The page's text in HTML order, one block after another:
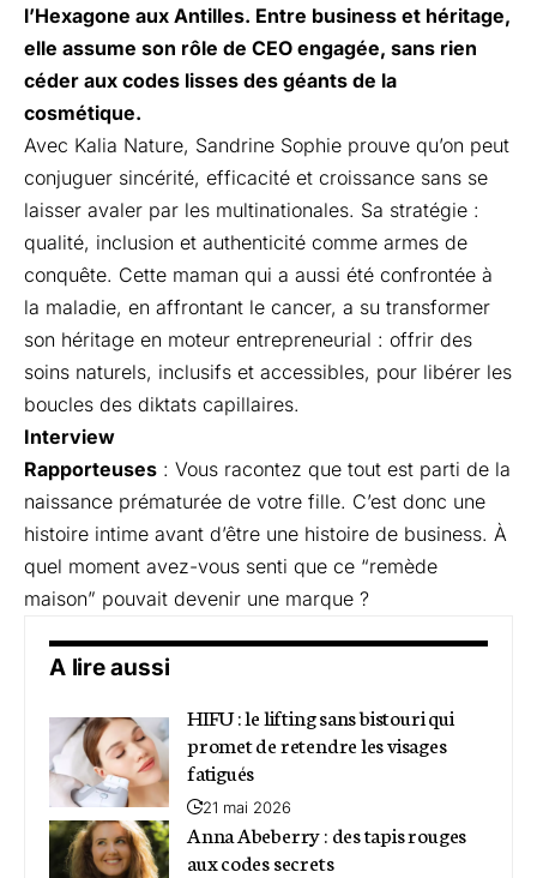
l’Hexagone aux Antilles. Entre business et héritage,
elle assume son rôle de CEO engagée, sans rien
céder aux codes lisses des géants de la
cosmétique.
Avec Kalia Nature, Sandrine Sophie prouve qu’on peut
conjuguer sincérité, efficacité et croissance sans se
laisser avaler par les multinationales. Sa stratégie :
qualité, inclusion et authenticité comme armes de
conquête. Cette maman qui a aussi été confrontée à
la maladie, en affrontant le cancer, a su transformer
son héritage en moteur entrepreneurial : offrir des
soins naturels, inclusifs et accessibles, pour libérer les
boucles des diktats capillaires.
Interview
Rapporteuses : Vous racontez que tout est parti de la
naissance prématurée de votre fille. C’est donc une
histoire intime avant d’être une histoire de business. À
quel moment avez-vous senti que ce “remède
maison” pouvait devenir une marque ?
A lire aussi
HIFU : le lifting sans bistouri qui
promet de retendre les visages
fatigués
21 mai 2026
Anna Abeberry : des tapis rouges
aux codes secrets